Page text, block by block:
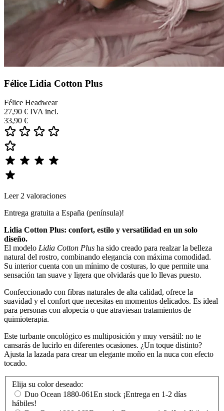
Félice Lidia Cotton Plus
Félice Headwear
27,90 € IVA incl.
33,90 €
Leer 2 valoraciones
Entrega gratuita a España (península)!
Lidia Cotton Plus: confort, estilo y versatilidad en un solo
diseño.
El modelo Lidia Cotton Plus ha sido creado para realzar la belleza
natural del rostro, combinando elegancia con máxima comodidad.
Su interior cuenta con un mínimo de costuras, lo que permite una
sensación tan suave y ligera que olvidarás que lo llevas puesto.
Confeccionado con fibras naturales de alta calidad, ofrece la
suavidad y el confort que necesitas en momentos delicados. Es ideal
para personas con alopecia o que atraviesan tratamientos de
quimioterapia.
Este turbante oncológico es multiposición y muy versátil: no te
cansarás de lucirlo en diferentes ocasiones. ¿Un toque distinto?
Ajusta la lazada para crear un elegante moño en la nuca con efecto
tocado.
Elija su color deseado:
Duo Ocean 1880-061En stock ¡Entrega en 1-2 días
hábiles!